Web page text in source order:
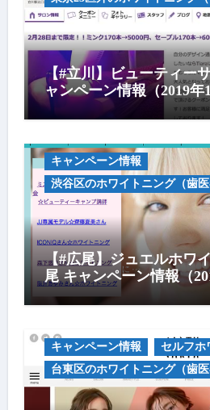
【#立川】ビューティー
ャンペーン情報（2019年
キャンペーン情報
渋谷区のホワイトニング（歯医
【#広尾】ジュエルホワ
尾 キャンペーン情報（
キャンペーン情報
セルフホ
台東区のホワイトニング（歯医